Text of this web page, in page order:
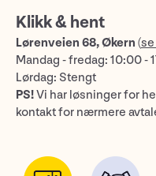
Klikk & hent
Lørenveien 68, Økern (
Mandag - fredag: 10:00 -
Lørdag: Stengt
PS!Vi har løsninger for
kontakt for nærmere